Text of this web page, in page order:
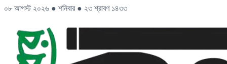
০৮ আগস্ট ২০২৬ ● শনিবার ● ২৩ শ্রাবণ ১৪৩৩